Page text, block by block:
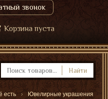
звонок
Корзина пуста
Найти
есть
Ювелирные украшения